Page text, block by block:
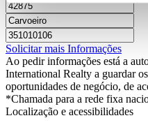
Solicitar mais Informações
Ao pedir informações está a
International Realty a guardar
oportunidades de negócio, de
*Chamada para a rede fixa
Localização e acessibilidades